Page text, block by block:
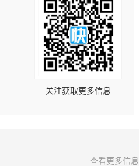
关注获取更多信息
查看更多信息